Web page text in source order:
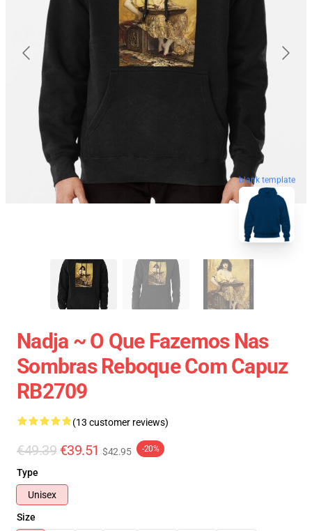
blank template
Nadja ~ O Que Fazemos Nas
Sombras Reboque Com Capuz
RB2709
(13 customer reviews)
€49.39 €39.51 $42.95 -20%
Type
Unisex
Size